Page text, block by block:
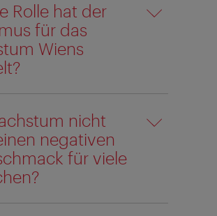
Rolle hat der
für das
Wiens
nicht
negativen
für viele